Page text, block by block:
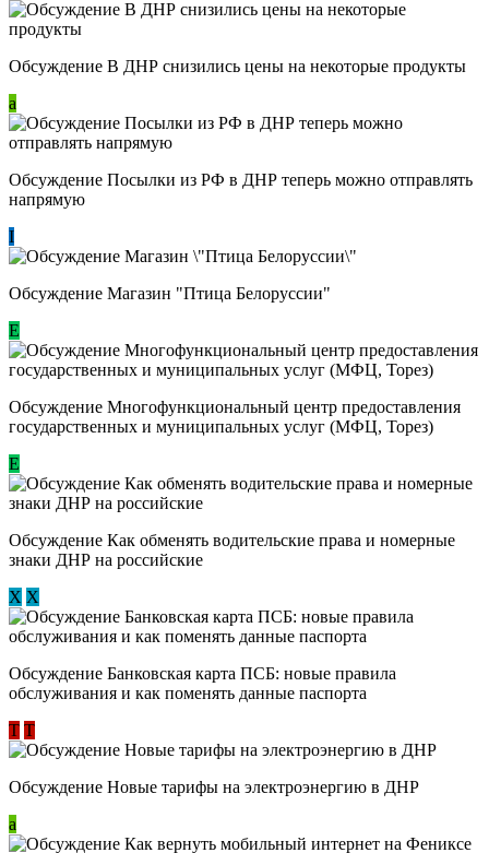
Обсуждение В ДНР снизились цены на некоторые продукты
a
Обсуждение Посылки из РФ в ДНР теперь можно отправлять
напрямую
I
Обсуждение Магазин "Птица Белоруссии"
Е
Обсуждение Многофункциональный центр предоставления
государственных и муниципальных услуг (МФЦ, Торез)
E
Обсуждение ​Как обменять водительские права и номерные
знаки ДНР на российские
Х Х
Обсуждение ​Банковская карта ПСБ: новые правила
обслуживания и как поменять данные паспорта
Т Т
Обсуждение Новые тарифы на электроэнергию в ДНР
a